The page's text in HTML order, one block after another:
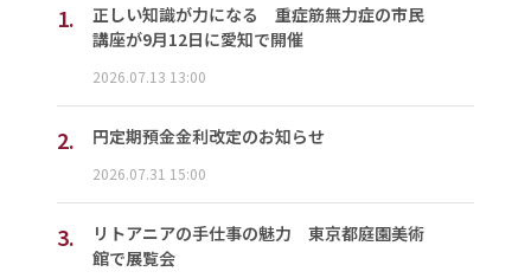
1.
正しい知識が力になる 重症筋無力症の市民
講座が9月12日に愛知で開催
2026.07.13 13:00
2. 円定期預金金利改定のお知らせ
2026.07.31 15:00
3.
リトアニアの手仕事の魅力 東京都庭園美術
館で展覧会